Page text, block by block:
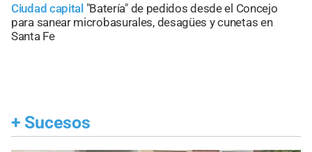
Ciudad capital "Batería" de pedidos desde el Concejo
para sanear microbasurales, desagües y cunetas en
Santa Fe
+ Sucesos